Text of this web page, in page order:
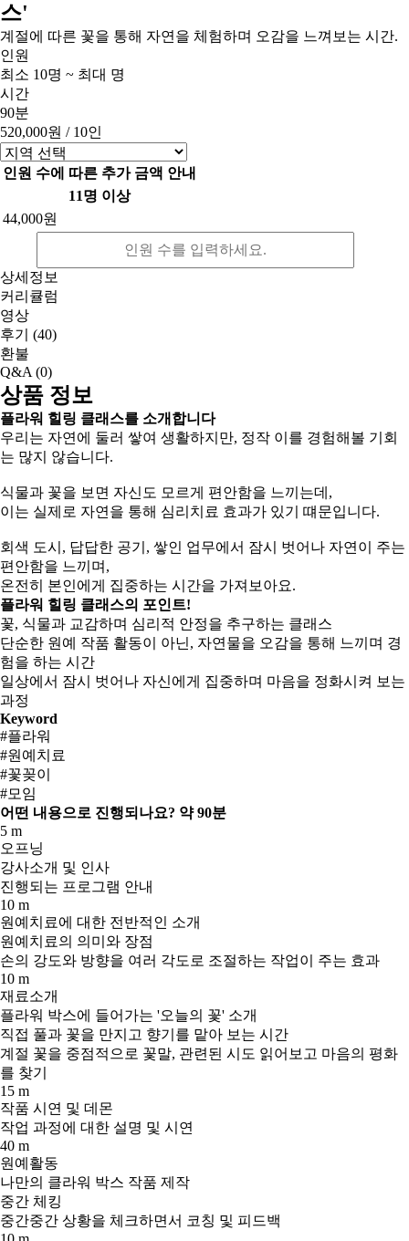
스'
계절에 따른 꽃을 통해 자연을 체험하며 오감을 느껴보는 시간.
인원
최소 10명 ~ 최대 명
시간
90분
520,000원 / 10인
인원 수에 따른 추가 금액 안내
11명 이상
44,000원
상세정보
커리큘럼
영상
후기 (40)
환불
Q&A (0)
상품 정보
플라워 힐링 클래스를 소개합니다
우리는 자연에 둘러 쌓여 생활하지만, 정작 이를 경험해볼 기회
는 많지 않습니다.
식물과 꽃을 보면 자신도 모르게 편안함을 느끼는데,
이는 실제로 자연을 통해 심리치료 효과가 있기 떄문입니다.
회색 도시, 답답한 공기, 쌓인 업무에서 잠시 벗어나 자연이 주는
편안함을 느끼며,
온전히 본인에게 집중하는 시간을 가져보아요.
플라워 힐링 클래스의 포인트!
꽃, 식물과 교감하며 심리적 안정을 추구하는 클래스
단순한 원예 작품 활동이 아닌, 자연물을 오감을 통해 느끼며 경
험을 하는 시간
일상에서 잠시 벗어나 자신에게 집중하며 마음을 정화시켜 보는
과정
Keyword
#플라워
#원예치료
#꽃꽂이
#모임
어떤 내용으로 진행되나요? 약 90분
5 m
오프닝
강사소개 및 인사
진행되는 프로그램 안내
10 m
원예치료에 대한 전반적인 소개
원예치료의 의미와 장점
손의 강도와 방향을 여러 각도로 조절하는 작업이 주는 효과
10 m
재료소개
플라워 박스에 들어가는 '오늘의 꽃' 소개
직접 풀과 꽃을 만지고 향기를 맡아 보는 시간
계절 꽃을 중점적으로 꽃말, 관련된 시도 읽어보고 마음의 평화
를 찾기
15 m
작품 시연 및 데몬
작업 과정에 대한 설명 및 시연
40 m
원예활동
나만의 클라워 박스 작품 제작
중간 체킹
중간중간 상황을 체크하면서 코칭 및 피드백